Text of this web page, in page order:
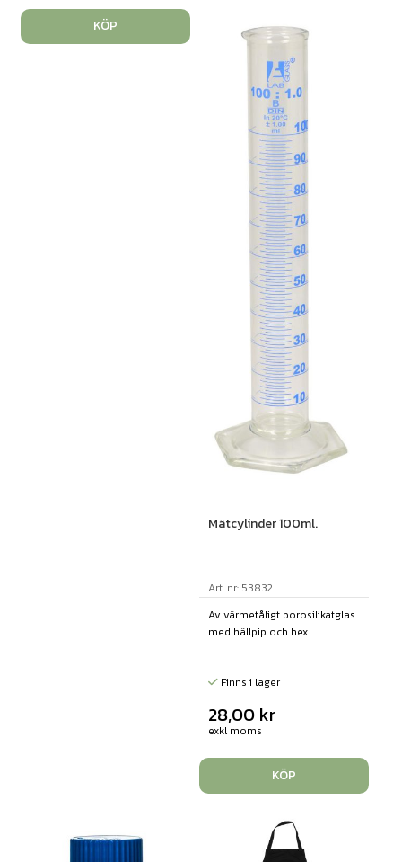
KÖP
Mätcylinder 100ml.
Art. nr: 53832
Av värmetåligt borosilikatglas
med hällpip och hex...
Finns i lager
28,00 kr
exkl moms
KÖP